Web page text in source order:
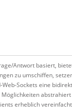
Antwort basiert,
zu umschiffen,
Sockets eine
erheblich